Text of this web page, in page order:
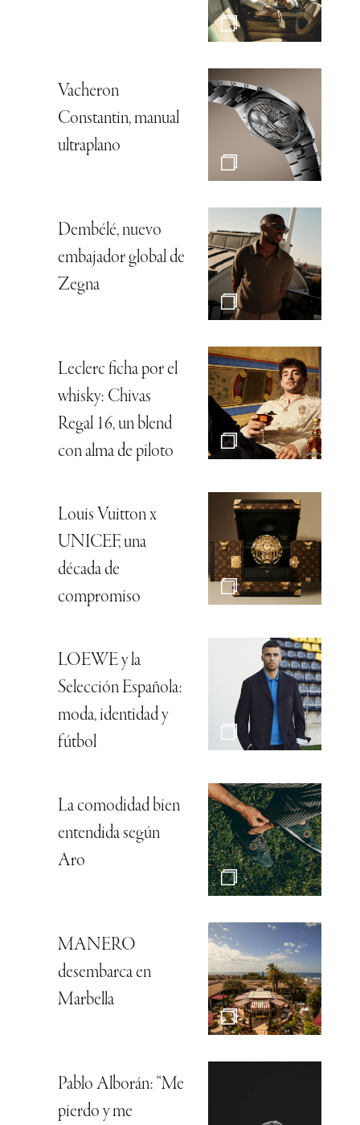
Vacheron
Constantin, manual
ultraplano
Dembélé, nuevo
embajador global de
Zegna
Leclerc ficha por el
whisky: Chivas
Regal 16, un blend
con alma de piloto
Louis Vuitton x
UNICEF, una
década de
compromiso
LOEWE y la
Selección Española:
moda, identidad y
fútbol
La comodidad bien
entendida según
Aro
MANERO
desembarca en
Marbella
Pablo Alborán: “Me
pierdo y me